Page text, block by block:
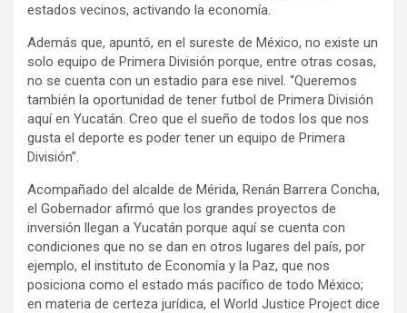
estados vecinos, activando la economía.
Además que, apuntó, en el sureste de México, no existe un
solo equipo de Primera División porque, entre otras cosas,
no se cuenta con un estadio para ese nivel. “Queremos
también la oportunidad de tener futbol de Primera División
aquí en Yucatán. Creo que el sueño de todos los que nos
gusta el deporte es poder tener un equipo de Primera
División”.
Acompañado del alcalde de Mérida, Renán Barrera Concha,
el Gobernador afirmó que los grandes proyectos de
inversión llegan a Yucatán porque aquí se cuenta con
condiciones que no se dan en otros lugares del país, por
ejemplo, el instituto de Economía y la Paz, que nos
posiciona como el estado más pacífico de todo México;
en materia de certeza jurídica, el World Justice Project dice